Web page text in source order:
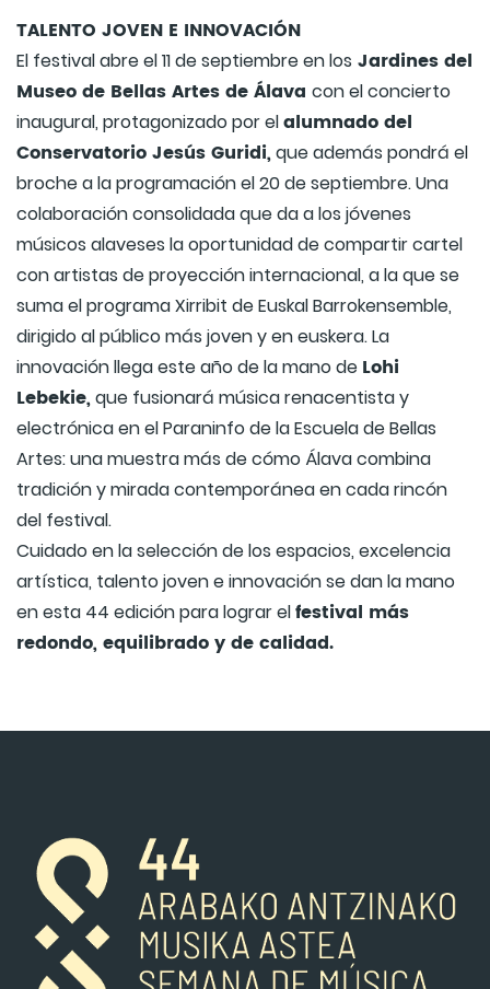
TALENTO JOVEN E INNOVACIÓN
El festival abre el 11 de septiembre en los Jardines del
Museo de Bellas Artes de Álava con el concierto
inaugural, protagonizado por elalumnado del
Conservatorio Jesús Guridi,que además pondrá el
broche a la programación el 20 de septiembre. Una
colaboración consolidada que da a los jóvenes
músicos alaveses la oportunidad de compartir cartel
con artistas de proyección internacional, a la que se
suma el programa Xirribit de Euskal Barrokensemble,
dirigido al público más joven y en euskera. La
innovación llega este año de la mano de Lohi
Lebekie,que fusionará música renacentista y
electrónica en el Paraninfo de la Escuela de Bellas
Artes: una muestra más de cómo Álava combina
tradición y mirada contemporánea en cada rincón
del festival.
Cuidado en la selección de los espacios, excelencia
artística, talento joven e innovación se dan la mano
en esta 44 edición para lograr elfestival más
redondo, equilibrado y de calidad.